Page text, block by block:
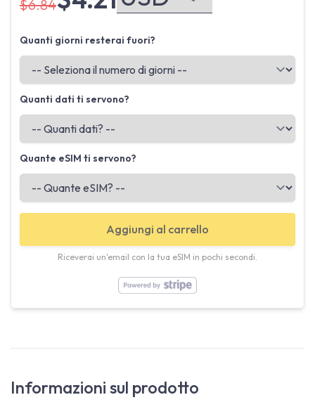
$6.84
Quanti giorni resterai fuori?
Quanti dati ti servono?
Quante eSIM ti servono?
Aggiungi al carrello
Riceverai un'email con la tua eSIM in pochi secondi.
Informazioni sul prodotto